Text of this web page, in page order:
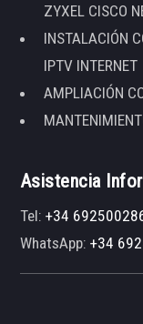
ZYXEL CISCO
INSTALACIÓN
IPTV INTERNET
AMPLIACIÓN
Asistencia
Tel:+34
WhatsApp:+34